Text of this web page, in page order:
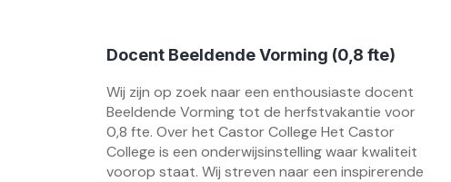
Docent Beeldende Vorming (0,8 fte)
Wij zijn op zoek naar een enthousiaste docent
Beeldende Vorming tot de herfstvakantie voor
0,8 fte. Over het Castor College Het Castor
College is een onderwijsinstelling waar kwaliteit
voorop staat. Wij streven naar een inspirerende